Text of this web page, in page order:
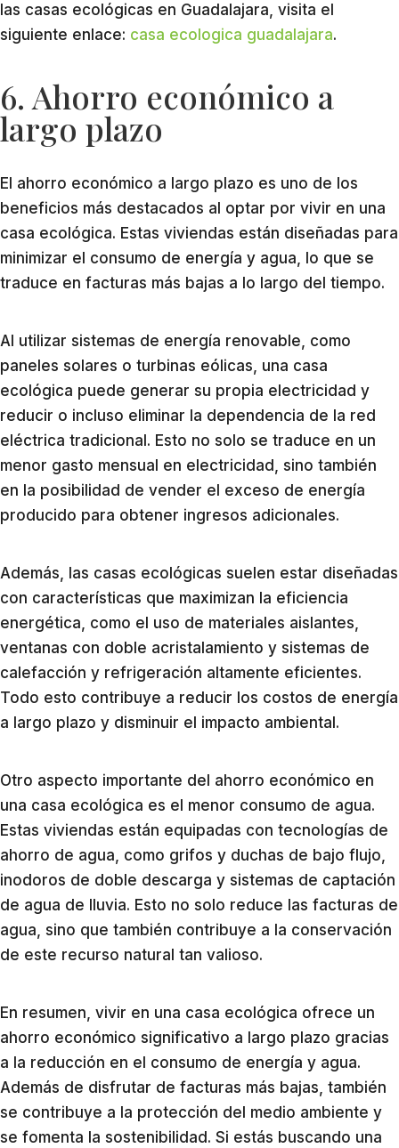
las casas ecológicas en Guadalajara, visita el
siguiente enlace: casa ecologica guadalajara.
6. Ahorro económico a
largo plazo
El ahorro económico a largo plazo es uno de los
beneficios más destacados al optar por vivir en una
casa ecológica. Estas viviendas están diseñadas para
minimizar el consumo de energía y agua, lo que se
traduce en facturas más bajas a lo largo del tiempo.
Al utilizar sistemas de energía renovable, como
paneles solares o turbinas eólicas, una casa
ecológica puede generar su propia electricidad y
reducir o incluso eliminar la dependencia de la red
eléctrica tradicional. Esto no solo se traduce en un
menor gasto mensual en electricidad, sino también
en la posibilidad de vender el exceso de energía
producido para obtener ingresos adicionales.
Además, las casas ecológicas suelen estar diseñadas
con características que maximizan la eficiencia
energética, como el uso de materiales aislantes,
ventanas con doble acristalamiento y sistemas de
calefacción y refrigeración altamente eficientes.
Todo esto contribuye a reducir los costos de energía
a largo plazo y disminuir el impacto ambiental.
Otro aspecto importante del ahorro económico en
una casa ecológica es el menor consumo de agua.
Estas viviendas están equipadas con tecnologías de
ahorro de agua, como grifos y duchas de bajo flujo,
inodoros de doble descarga y sistemas de captación
de agua de lluvia. Esto no solo reduce las facturas de
agua, sino que también contribuye a la conservación
de este recurso natural tan valioso.
En resumen, vivir en una casa ecológica ofrece un
ahorro económico significativo a largo plazo gracias
a la reducción en el consumo de energía y agua.
Además de disfrutar de facturas más bajas, también
se contribuye a la protección del medio ambiente y
se fomenta la sostenibilidad. Si estás buscando una